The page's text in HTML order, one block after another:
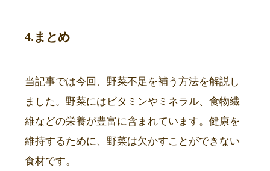
4.まとめ
当記事では今回、野菜不足を補う方法を解説し
ました。野菜にはビタミンやミネラル、食物繊
維などの栄養が豊富に含まれています。健康を
維持するために、野菜は欠かすことができない
食材です。